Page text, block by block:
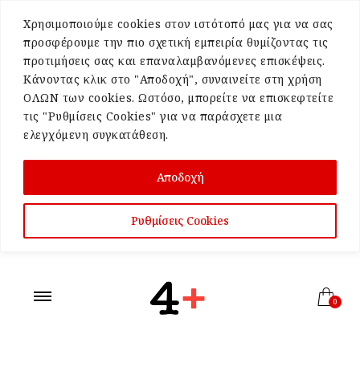
Χρησιμοποιούμε cookies στον ιστότοπό μας για να σας
προσφέρουμε την πιο σχετική εμπειρία θυμίζοντας τις
προτιμήσεις σας και επαναλαμβανόμενες επισκέψεις.
Κάνοντας κλικ στο "Αποδοχή", συναινείτε στη χρήση
ΟΛΩΝ των cookies. Ωστόσο, μπορείτε να επισκεφτείτε
τις "Ρυθμίσεις Cookies" για να παράσχετε μια
ελεγχόμενη συγκατάθεση.
Ρυθμίσεις Cookies
Αποδοχή
0